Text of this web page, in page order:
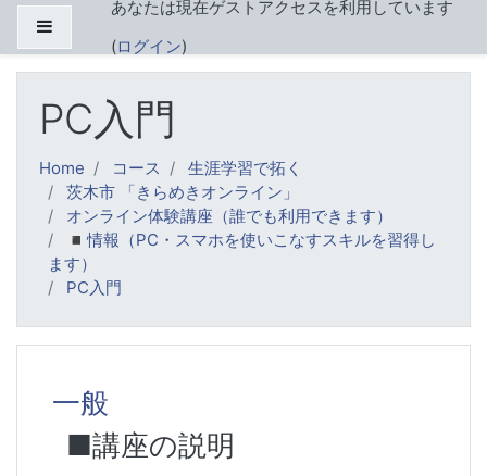
メインコンテンツへスキップする
あなたは現在ゲストアクセスを利用しています
(ログイン)
PC入門
Home コース
生涯学習で拓く
茨木市 「きらめきオンライン」
オンライン体験講座（誰でも利用できます）
◾️情報（PC・スマホを使いこなすスキルを習得し
ます）
PC入門
トピックアウトライン
一般
■講座の説明